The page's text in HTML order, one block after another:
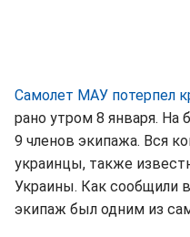
Самолет МАУ потерпел
рано утром 8 января. На
9 членов экипажа. Вся
украинцы, также
Украины. Как сообщили
экипаж был одним из